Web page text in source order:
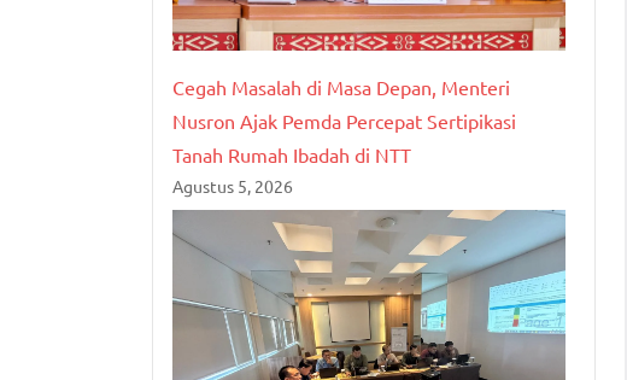
Cegah Masalah di Masa Depan, Menteri
Nusron Ajak Pemda Percepat Sertipikasi
Tanah Rumah Ibadah di NTT
Agustus 5, 2026